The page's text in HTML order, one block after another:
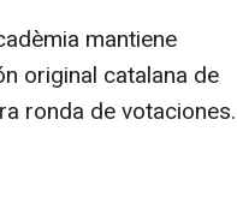
mantiene
original catalana de
ronda de votaciones.